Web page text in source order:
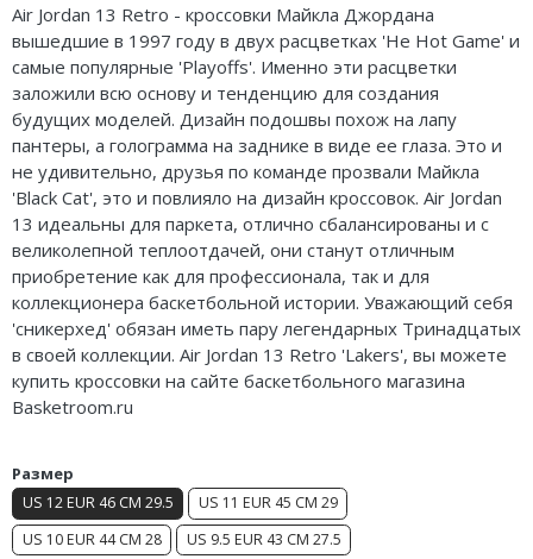
Air Jordan 13 Retro - кроссовки Майкла Джордана
вышедшие в 1997 году в двух расцветках 'He Hot Game' и
самые популярные 'Playoffs'. Именно эти расцветки
заложили всю основу и тенденцию для создания
будущих моделей. Дизайн подошвы похож на лапу
пантеры, а голограмма на заднике в виде ее глаза. Это и
не удивительно, друзья по команде прозвали Майкла
'Black Cat', это и повлияло на дизайн кроссовок. Air Jordan
13 идеальны для паркета, отлично сбалансированы и с
великолепной теплоотдачей, они станут отличным
приобретение как для профессионала, так и для
коллекционера баскетбольной истории. Уважающий себя
'сникерхед' обязан иметь пару легендарных Тринадцатых
в своей коллекции. Air Jordan 13 Retro 'Lakers', вы можете
купить кроссовки на сайте баскетбольного магазина
Basketroom.ru
Размер
US 12 EUR 46 CM 29.5
US 11 EUR 45 CM 29
US 10 EUR 44 CM 28
US 9.5 EUR 43 CM 27.5
Nike Hyperdunk
Nike Hyperset
Nike Cosmic Unity
Nike Air Deldon
Nike Sabrina
Nike A’ja
Nike ST
Nike GT
Nike Book
Nike LeBron
adidas Dame
adidas AE
Adidas Yeezy Boost 350 V2